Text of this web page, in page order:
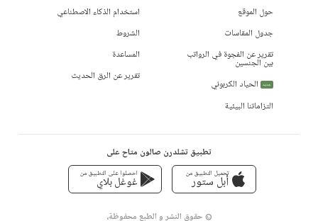
حول الموقع
جدول المقاسات
تقرير عن الفجوة في الرواتب
بين الجنسين
جديد
الحياد الكربوني
التزاماتنا البيئية
استخدام الذكاء الاصطناعي
الشروط
المساعدة
تقرير عن الرق الحديث
تطبيق تشلدرن صالون متاح على
تحميل التطبيق من
أبل ستور
احصلوا على التطبيق من
غوغل بلاي
© حقوق النشر و الطبع محفوظة،